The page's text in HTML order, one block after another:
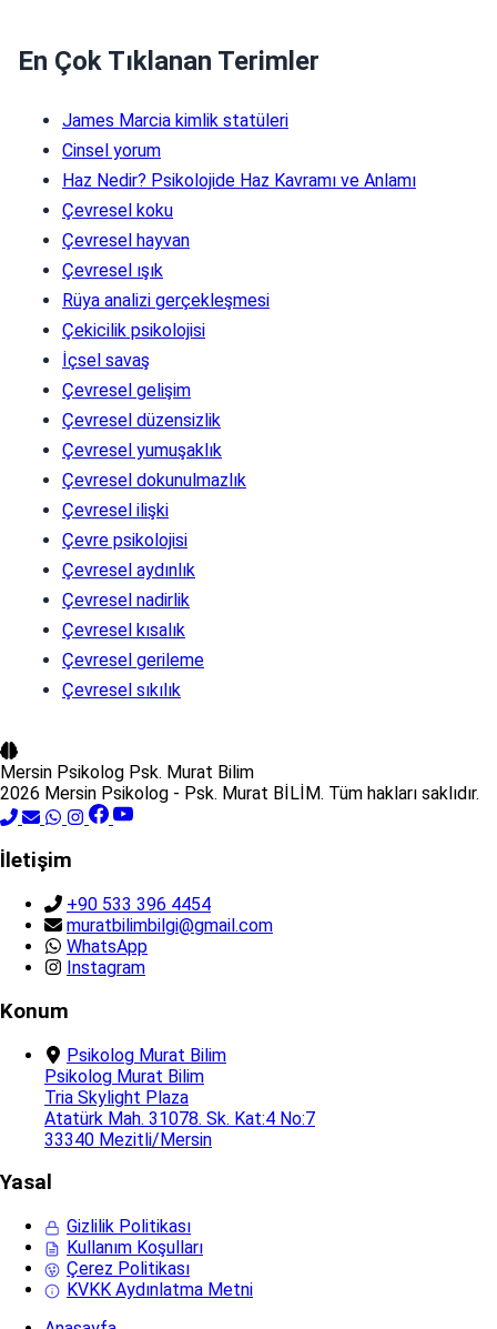
En Çok Tıklanan Terimler
James Marcia kimlik statüleri
Cinsel yorum
Haz Nedir? Psikolojide Haz Kavramı ve Anlamı
Çevresel koku
Çevresel hayvan
Çevresel ışık
Rüya analizi gerçekleşmesi
Çekicilik psikolojisi
İçsel savaş
Çevresel gelişim
Çevresel düzensizlik
Çevresel yumuşaklık
Çevresel dokunulmazlık
Çevresel ilişki
Çevre psikolojisi
Çevresel aydınlık
Çevresel nadirlik
Çevresel kısalık
Çevresel gerileme
Çevresel sıkılık
Mersin Psikolog Psk. Murat Bilim
2026 Mersin Psikolog - Psk. Murat BİLİM. Tüm hakları saklıdır.
İletişim
+90 533 396 4454
muratbilimbilgi@gmail.com
WhatsApp
Instagram
Konum
Psikolog Murat Bilim
Psikolog Murat Bilim
Tria Skylight Plaza
Atatürk Mah. 31078. Sk. Kat:4 No:7
33340 Mezitli/Mersin
Yasal
Gizlilik Politikası
Kullanım Koşulları
Çerez Politikası
KVKK Aydınlatma Metni